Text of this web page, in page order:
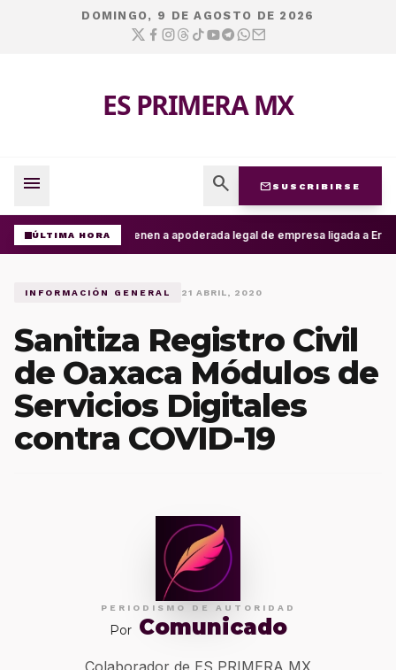
DOMINGO, 9 DE AGOSTO DE 2026
ES PRIMERA MX
menu search mail SUSCRIBIRSE
ÚLTIMA HORADetienen a apoderada legal de empresa ligada a
INFORMACIÓN GENERAL 21 ABRIL, 2020
Sanitiza Registro Civil
de Oaxaca Módulos de
Servicios Digitales
contra COVID-19
PERIODISMO DE AUTORIDAD
Por Comunicado
Colaborador de ES PRIMERA MX